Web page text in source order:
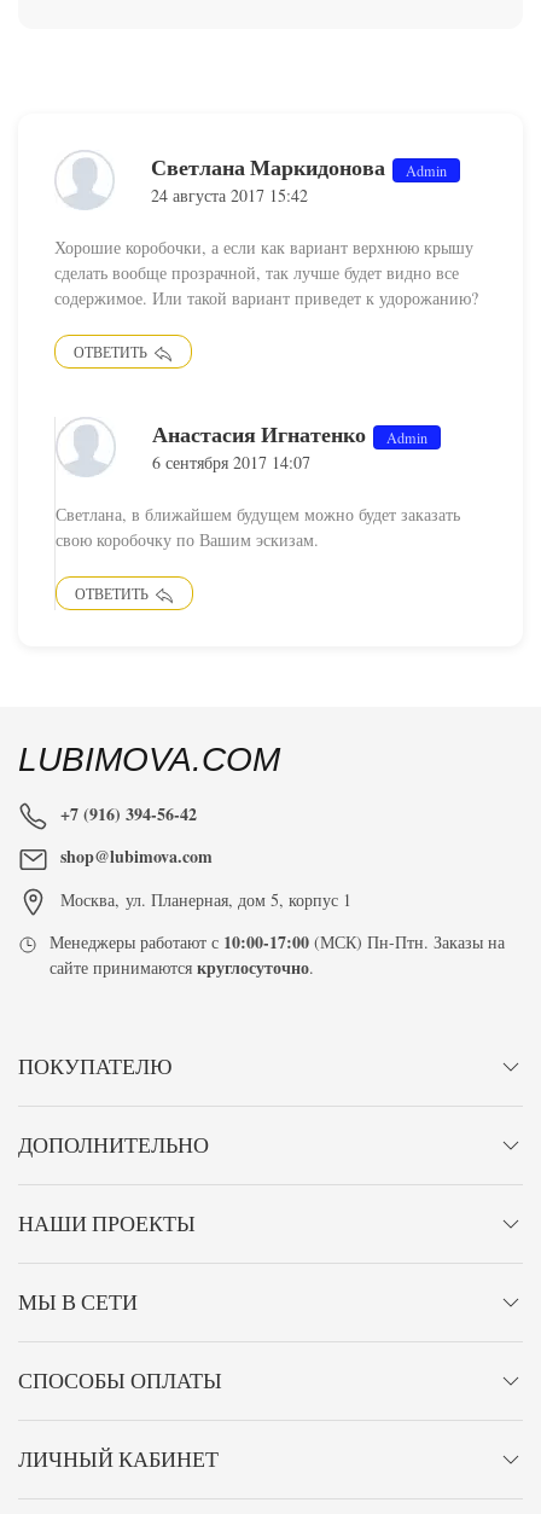
Светлана Маркидонова Admin
24 августа 2017 15:42
Хорошие коробочки, а если как вариант верхнюю крышу
сделать вообще прозрачной, так лучше будет видно все
содержимое. Или такой вариант приведет к удорожанию?
ОТВЕТИТЬ
Анастасия Игнатенко Admin
6 сентября 2017 14:07
Светлана, в ближайшем будущем можно будет заказать
свою коробочку по Вашим эскизам.
ОТВЕТИТЬ
LUBIMOVA.COM
+7 (916) 394-56-42
shop@lubimova.com
Москва, ул. Планерная, дом 5, корпус 1
Менеджеры работают с 10:00-17:00 (МСК) Пн-Птн. Заказы на
сайте принимаютсякруглосуточно.
ПОКУПАТЕЛЮ
ДОПОЛНИТЕЛЬНО
НАШИ ПРОЕКТЫ
МЫ В СЕТИ
СПОСОБЫ ОПЛАТЫ
ЛИЧНЫЙ КАБИНЕТ